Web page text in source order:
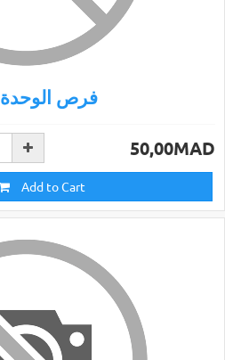
10kg فرص الوحدة
50,00MAD
Add to Cart